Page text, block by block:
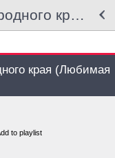
Perevolskiy - Просторы родного края (Любимая Кубань)
края (Любимая
to playlist